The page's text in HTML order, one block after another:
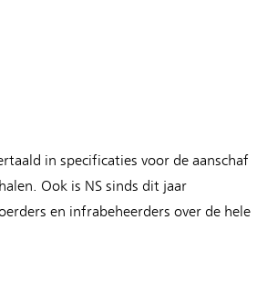
in specificaties voor de aanschaf
Ook is NS sinds dit jaar
en infrabeheerders over de hele